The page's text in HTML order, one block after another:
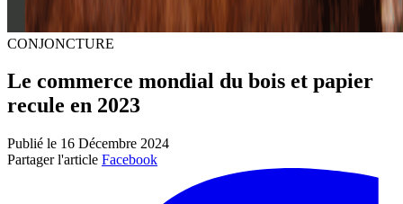
CONJONCTURE
Le commerce mondial du bois et papier
recule en 2023
Publié le 16 Décembre 2024
Partager l'article Facebook